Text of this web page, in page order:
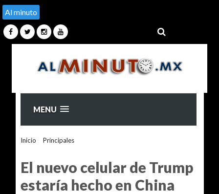
Al minuto
MENU
Inicio Principales>
El nuevo celular de Trump
estaría hecho en China